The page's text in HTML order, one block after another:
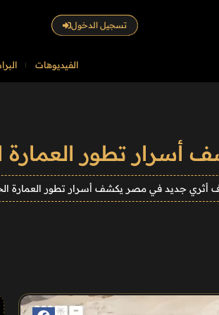
تسجيل الدخول
الفيديوهات
تطور العمارة
أثري جديد في مصر يكشف أسرار تطور العمارة